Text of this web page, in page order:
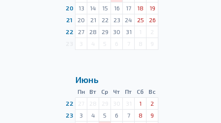
20
13 14 15 16 17 18
19
21
20 21 22 23 24 25
26
22
27 28 29 30 31 1
2
3 4 5 6 7 8 9
Июнь
Пн Вт Ср Чт Пт Сб
Вс
22
27 28 29 30 31 1
2
23
3 4 5 6 7 8
9